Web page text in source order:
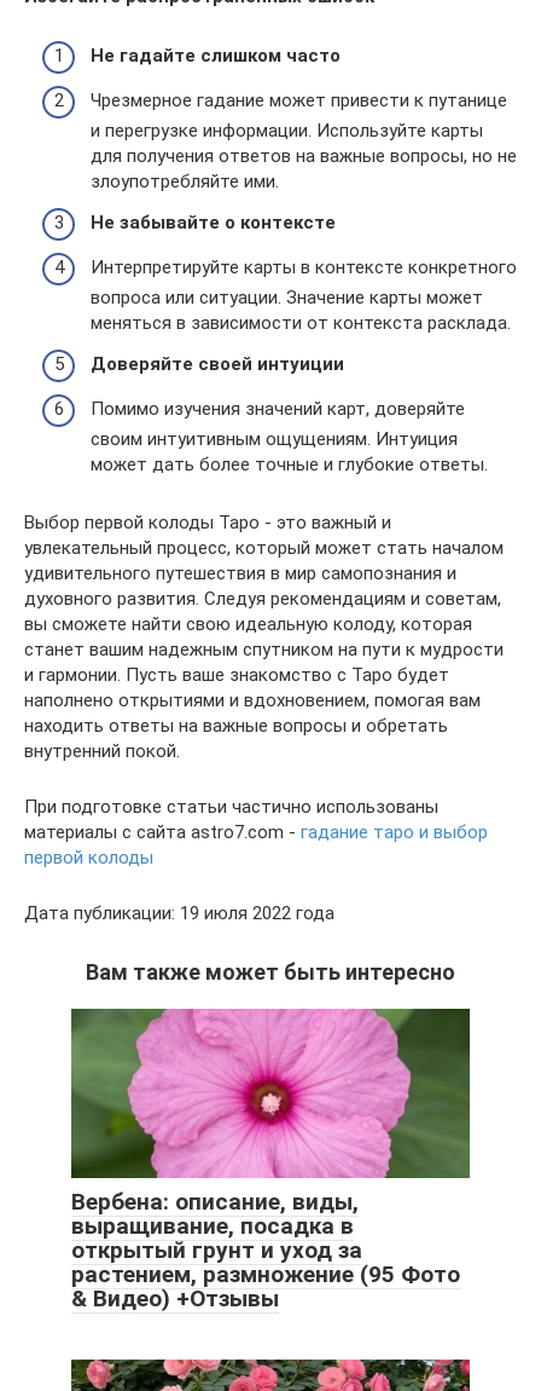
Не гадайте слишком часто
Чрезмерное гадание может привести к путанице
и перегрузке информации. Используйте карты
для получения ответов на важные вопросы, но не
злоупотребляйте ими.
Не забывайте о контексте
Интерпретируйте карты в контексте конкретного
вопроса или ситуации. Значение карты может
меняться в зависимости от контекста расклада.
Доверяйте своей интуиции
Помимо изучения значений карт, доверяйте
своим интуитивным ощущениям. Интуиция
может дать более точные и глубокие ответы.
Выбор первой колоды Таро - это важный и
увлекательный процесс, который может стать началом
удивительного путешествия в мир самопознания и
духовного развития. Следуя рекомендациям и советам,
вы сможете найти свою идеальную колоду, которая
станет вашим надежным спутником на пути к мудрости
и гармонии. Пусть ваше знакомство с Таро будет
наполнено открытиями и вдохновением, помогая вам
находить ответы на важные вопросы и обретать
внутренний покой.
При подготовке статьи частично использованы
материалы с сайта astro7.com - гадание таро и выбор
первой колоды
Дата публикации: 19 июля 2022 года
Вам также может быть интересно
Вербена: описание, виды,
выращивание, посадка в
открытый грунт и уход за
растением, размножение (95 Фото
& Видео) +Отзывы